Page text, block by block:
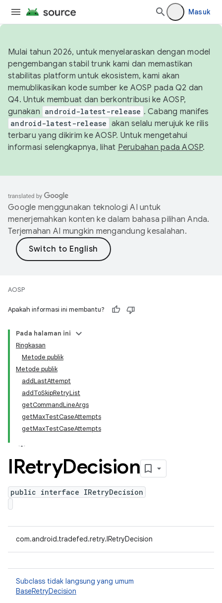
Masuk
Mulai tahun 2026, untuk menyelaraskan dengan model
pengembangan stabil trunk kami dan memastikan
stabilitas platform untuk ekosistem, kami akan
memublikasikan kode sumber ke AOSP pada Q2 dan
Q4. Untuk membuat dan berkontribusi ke AOSP,
gunakan android-latest-release . Cabang manifes
android-latest-release akan selalu merujuk ke rilis
terbaru yang dikirim ke AOSP. Untuk mengetahui
informasi selengkapnya, lihat Perubahan pada AOSP.
Google menggunakan teknologi AI untuk
menerjemahkan konten ke dalam bahasa pilihan Anda.
Terjemahan AI mungkin mengandung kesalahan.
AOSP
Apakah informasi ini membantu?
Pada halaman ini
Ringkasan
Metode publik
Metode publik
addLastAttempt
addToSkipRetryList
getCommandLineArgs
getMaxTestCaseAttempts
getMaxTestCaseAttempts
IRetryDecision
public interface IRetryDecision
com.android.tradefed.retry.IRetryDecision
Subclass tidak langsung yang umum
BaseRetryDecision